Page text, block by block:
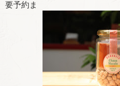
要予約ま